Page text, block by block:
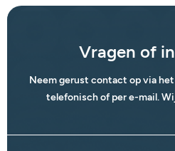
Vragen of
Neem gerust contact op via
telefonisch of per e-mail.